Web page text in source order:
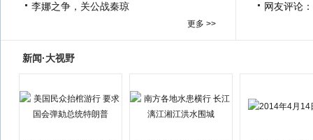
李娜之争，关公战秦琼
更多 >>
网友评论
新闻·大视野